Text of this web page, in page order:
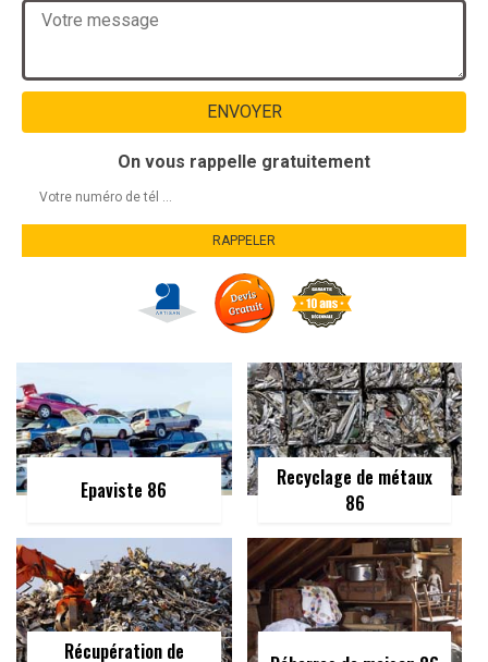
On vous rappelle gratuitement
Epaviste 86
Recyclage de métaux
86
Récupération de